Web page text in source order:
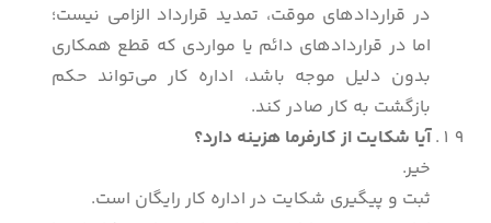
در قراردادهای موقت، تمدید قرارداد الزامی نیست؛
اما در قراردادهای دائم یا مواردی که قطع همکاری
بدون دلیل موجه باشد، اداره کار می‌تواند حکم
بازگشت به کار صادر کند.
آیا شکایت از کارفرما هزینه دارد؟
خیر.
ثبت و پیگیری شکایت در اداره کار رایگان است.